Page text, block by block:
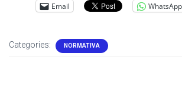
Email WhatsApp
Categories: NORMATIVA